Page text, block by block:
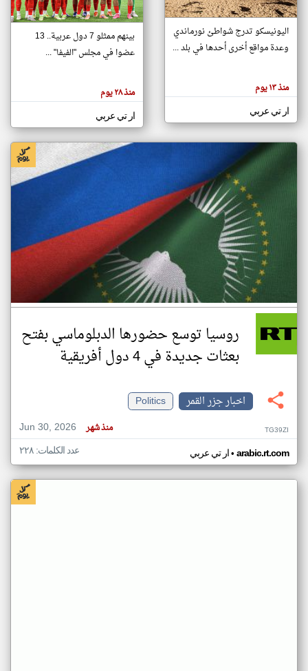
تغيير الدولة
اخبار جزر القمر على مدار الساعة
أهم اخبار جزر القمر العاجلة والمباشرة
هنا عن
وجهة
كاتبيها.
اليونيسكو تدرج شواطئ نورماندي
وعدة مواقع أخرى أحدها في بلد ...
منذ ١٣ يوم
ار تي عربي
بينهم ممثلو 7 دول عربية.. 13
عضوا في مجلس "الفيفا" ...
منذ ٢٨ يوم
ار تي عربي
روسيا توسع حضورها الدبلوماسي بفتح
بعثات جديدة في 4 دول أفريقية
اخبار جزر القمر
Politics
Jun 30, 2026
منذ شهر TG39ZI
ار تي عربي• arabic.rt.com عدد الكلمات: ٢٢٨
klyoum.com